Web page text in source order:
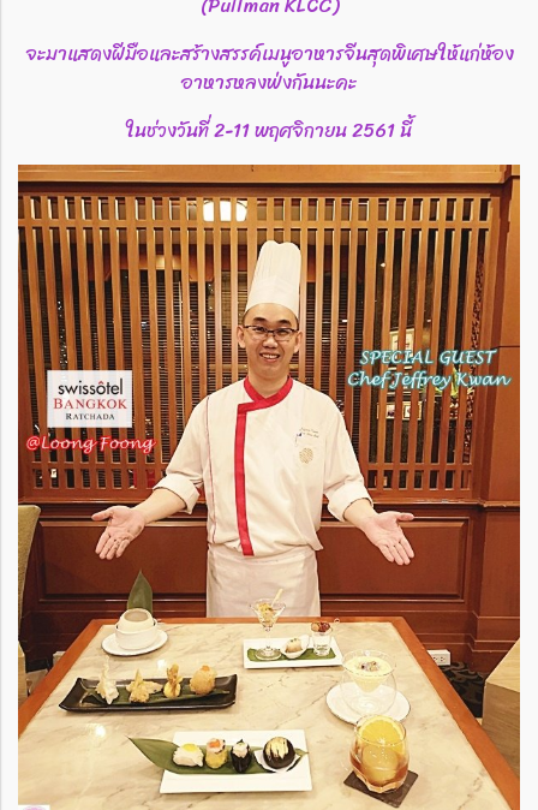
จะมาแสดงฝีมือและสร้างสรรค์เมนูอาหารจีนสุดพิเศษให้แก่ห้อง
อาหารหลงฟ่งกันนะคะ
ในช่วงวันที่ 2-11 พฤศจิกายน 2561 นี้